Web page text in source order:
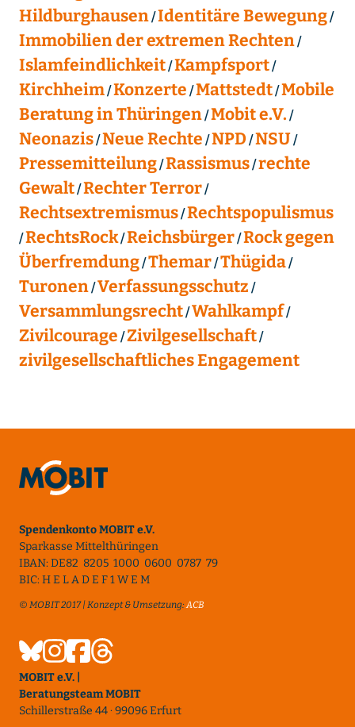
Hildburghausen Identitäre Bewegung
Immobilien der extremen Rechten
Islamfeindlichkeit Kampfsport
Kirchheim Konzerte Mattstedt Mobile
Beratung in Thüringen Mobit e.V.
Neonazis Neue Rechte NPD NSU
Pressemitteilung Rassismus rechte
Gewalt Rechter Terror
Rechtsextremismus Rechtspopulismus
RechtsRock Reichsbürger Rock gegen
Überfremdung Themar Thügida
Turonen Verfassungsschutz
Versammlungsrecht Wahlkampf
Zivilcourage Zivilgesellschaft
zivilgesellschaftliches Engagement
Spendenkonto MOBIT e.V.
Sparkasse Mittelthüringen
IBAN: DE82 8205 1000 0600 0787 79
BIC: H E L A D E F 1 W E M
© MOBIT 2017 | Konzept & Umsetzung:ACB
MOBIT e.V. |
Beratungsteam MOBIT
Schillerstraße 44 · 99096 Erfurt